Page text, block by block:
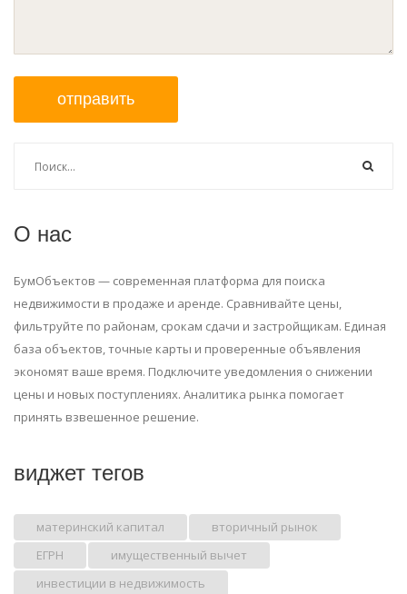
отправить
О нас
БумОбъектов — современная платформа для поиска
недвижимости в продаже и аренде. Сравнивайте цены,
фильтруйте по районам, срокам сдачи и застройщикам. Единая
база объектов, точные карты и проверенные объявления
экономят ваше время. Подключите уведомления о снижении
цены и новых поступлениях. Аналитика рынка помогает
принять взвешенное решение.
виджет тегов
материнский капитал
вторичный рынок
ЕГРН
имущественный вычет
инвестиции в недвижимость